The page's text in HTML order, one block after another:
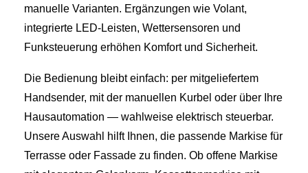
manuelle Varianten. Ergänzungen wie Volant,
integrierte LED‑Leisten, Wettersensoren und
Funksteuerung erhöhen Komfort und Sicherheit.
Die Bedienung bleibt einfach: per mitgeliefertem
Handsender, mit der manuellen Kurbel oder über Ihre
Hausautomation — wahlweise elektrisch steuerbar.
Unsere Auswahl hilft Ihnen, die passende Markise für
Terrasse oder Fassade zu finden. Ob offene Markise